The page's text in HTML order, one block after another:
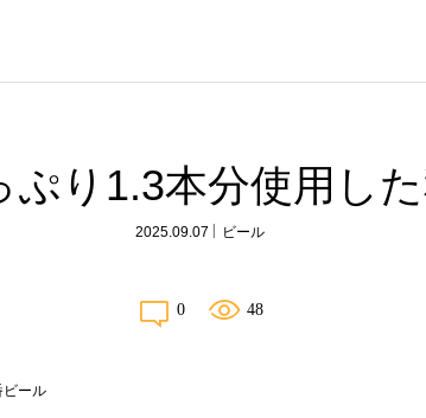
ぷり1.3本分使用し
2025.09.07 ビール
0 48
ビール